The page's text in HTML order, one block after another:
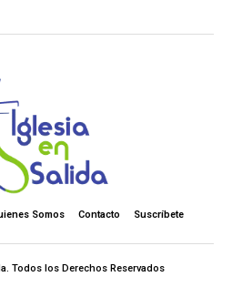
Somos Contacto Suscríbete
Todos los Derechos Reservados